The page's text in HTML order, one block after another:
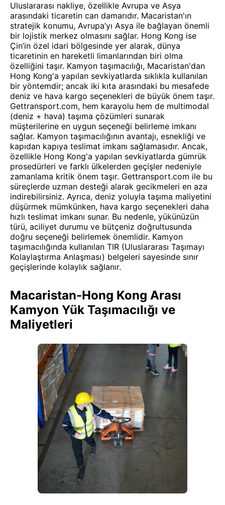
Uluslararası nakliye, özellikle Avrupa ve Asya
arasındaki ticaretin can damarıdır. Macaristan'ın
stratejik konumu, Avrupa’yı Asya ile bağlayan önemli
bir lojistik merkez olmasını sağlar. Hong Kong ise
Çin’in özel idari bölgesinde yer alarak, dünya
ticaretinin en hareketli limanlarından biri olma
özelliğini taşır. Kamyon taşımacılığı, Macaristan'dan
Hong Kong'a yapılan sevkiyatlarda sıklıkla kullanılan
bir yöntemdir; ancak iki kıta arasındaki bu mesafede
deniz ve hava kargo seçenekleri de büyük önem taşır.
Gettransport.com, hem karayolu hem de multimodal
(deniz + hava) taşıma çözümleri sunarak
müşterilerine en uygun seçeneği belirleme imkanı
sağlar. Kamyon taşımacılığının avantajı, esnekliği ve
kapıdan kapıya teslimat imkanı sağlamasıdır. Ancak,
özellikle Hong Kong'a yapılan sevkiyatlarda gümrük
prosedürleri ve farklı ülkelerden geçişler nedeniyle
zamanlama kritik önem taşır. Gettransport.com ile bu
süreçlerde uzman desteği alarak gecikmeleri en aza
indirebilirsiniz. Ayrıca, deniz yoluyla taşıma maliyetini
düşürmek mümkünken, hava kargo seçenekleri daha
hızlı teslimat imkanı sunar. Bu nedenle, yükünüzün
türü, aciliyet durumu ve bütçeniz doğrultusunda
doğru seçeneği belirlemek önemlidir. Kamyon
taşımacılığında kullanılan TIR (Uluslararası Taşımayı
Kolaylaştırma Anlaşması) belgeleri sayesinde sınır
geçişlerinde kolaylık sağlanır.
Macaristan-Hong Kong Arası
Kamyon Yük Taşımacılığı ve
Maliyetleri